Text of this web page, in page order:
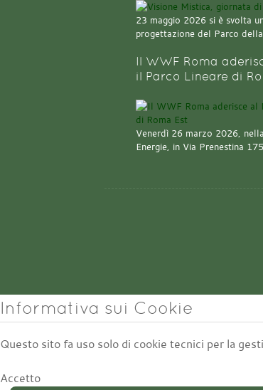
23 maggio 2026 si è svolta
progettazione del Parco
Il WWF Roma
il Parco Lineare di
Venerdì 26 marzo 2026,
Energie, in Via Prenestina
Informativa sui Cookie
Questo sito fa uso solo di cookie tecnici per la
Accetto